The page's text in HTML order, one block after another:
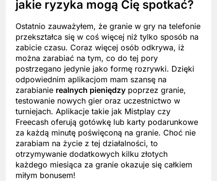
jakie ryzyka mogą Cię spotkać?
Ostatnio zauważyłem, że granie w gry na telefonie
przekształca się w coś więcej niż tylko sposób na
zabicie czasu. Coraz więcej osób odkrywa, iż
można zarabiać na tym, co do tej pory
postrzegano jedynie jako formę rozrywki. Dzięki
odpowiednim aplikacjom mam szansę na
zarabianie realnych pieniędzy poprzez granie,
testowanie nowych gier oraz uczestnictwo w
turniejach. Aplikacje takie jak Mistplay czy
Freecash oferują gotówkę lub karty podarunkowe
za każdą minutę poświęconą na granie. Choć nie
zarabiam na życie z tej działalności, to
otrzymywanie dodatkowych kilku złotych
każdego miesiąca za granie okazuje się całkiem
miłym bonusem!